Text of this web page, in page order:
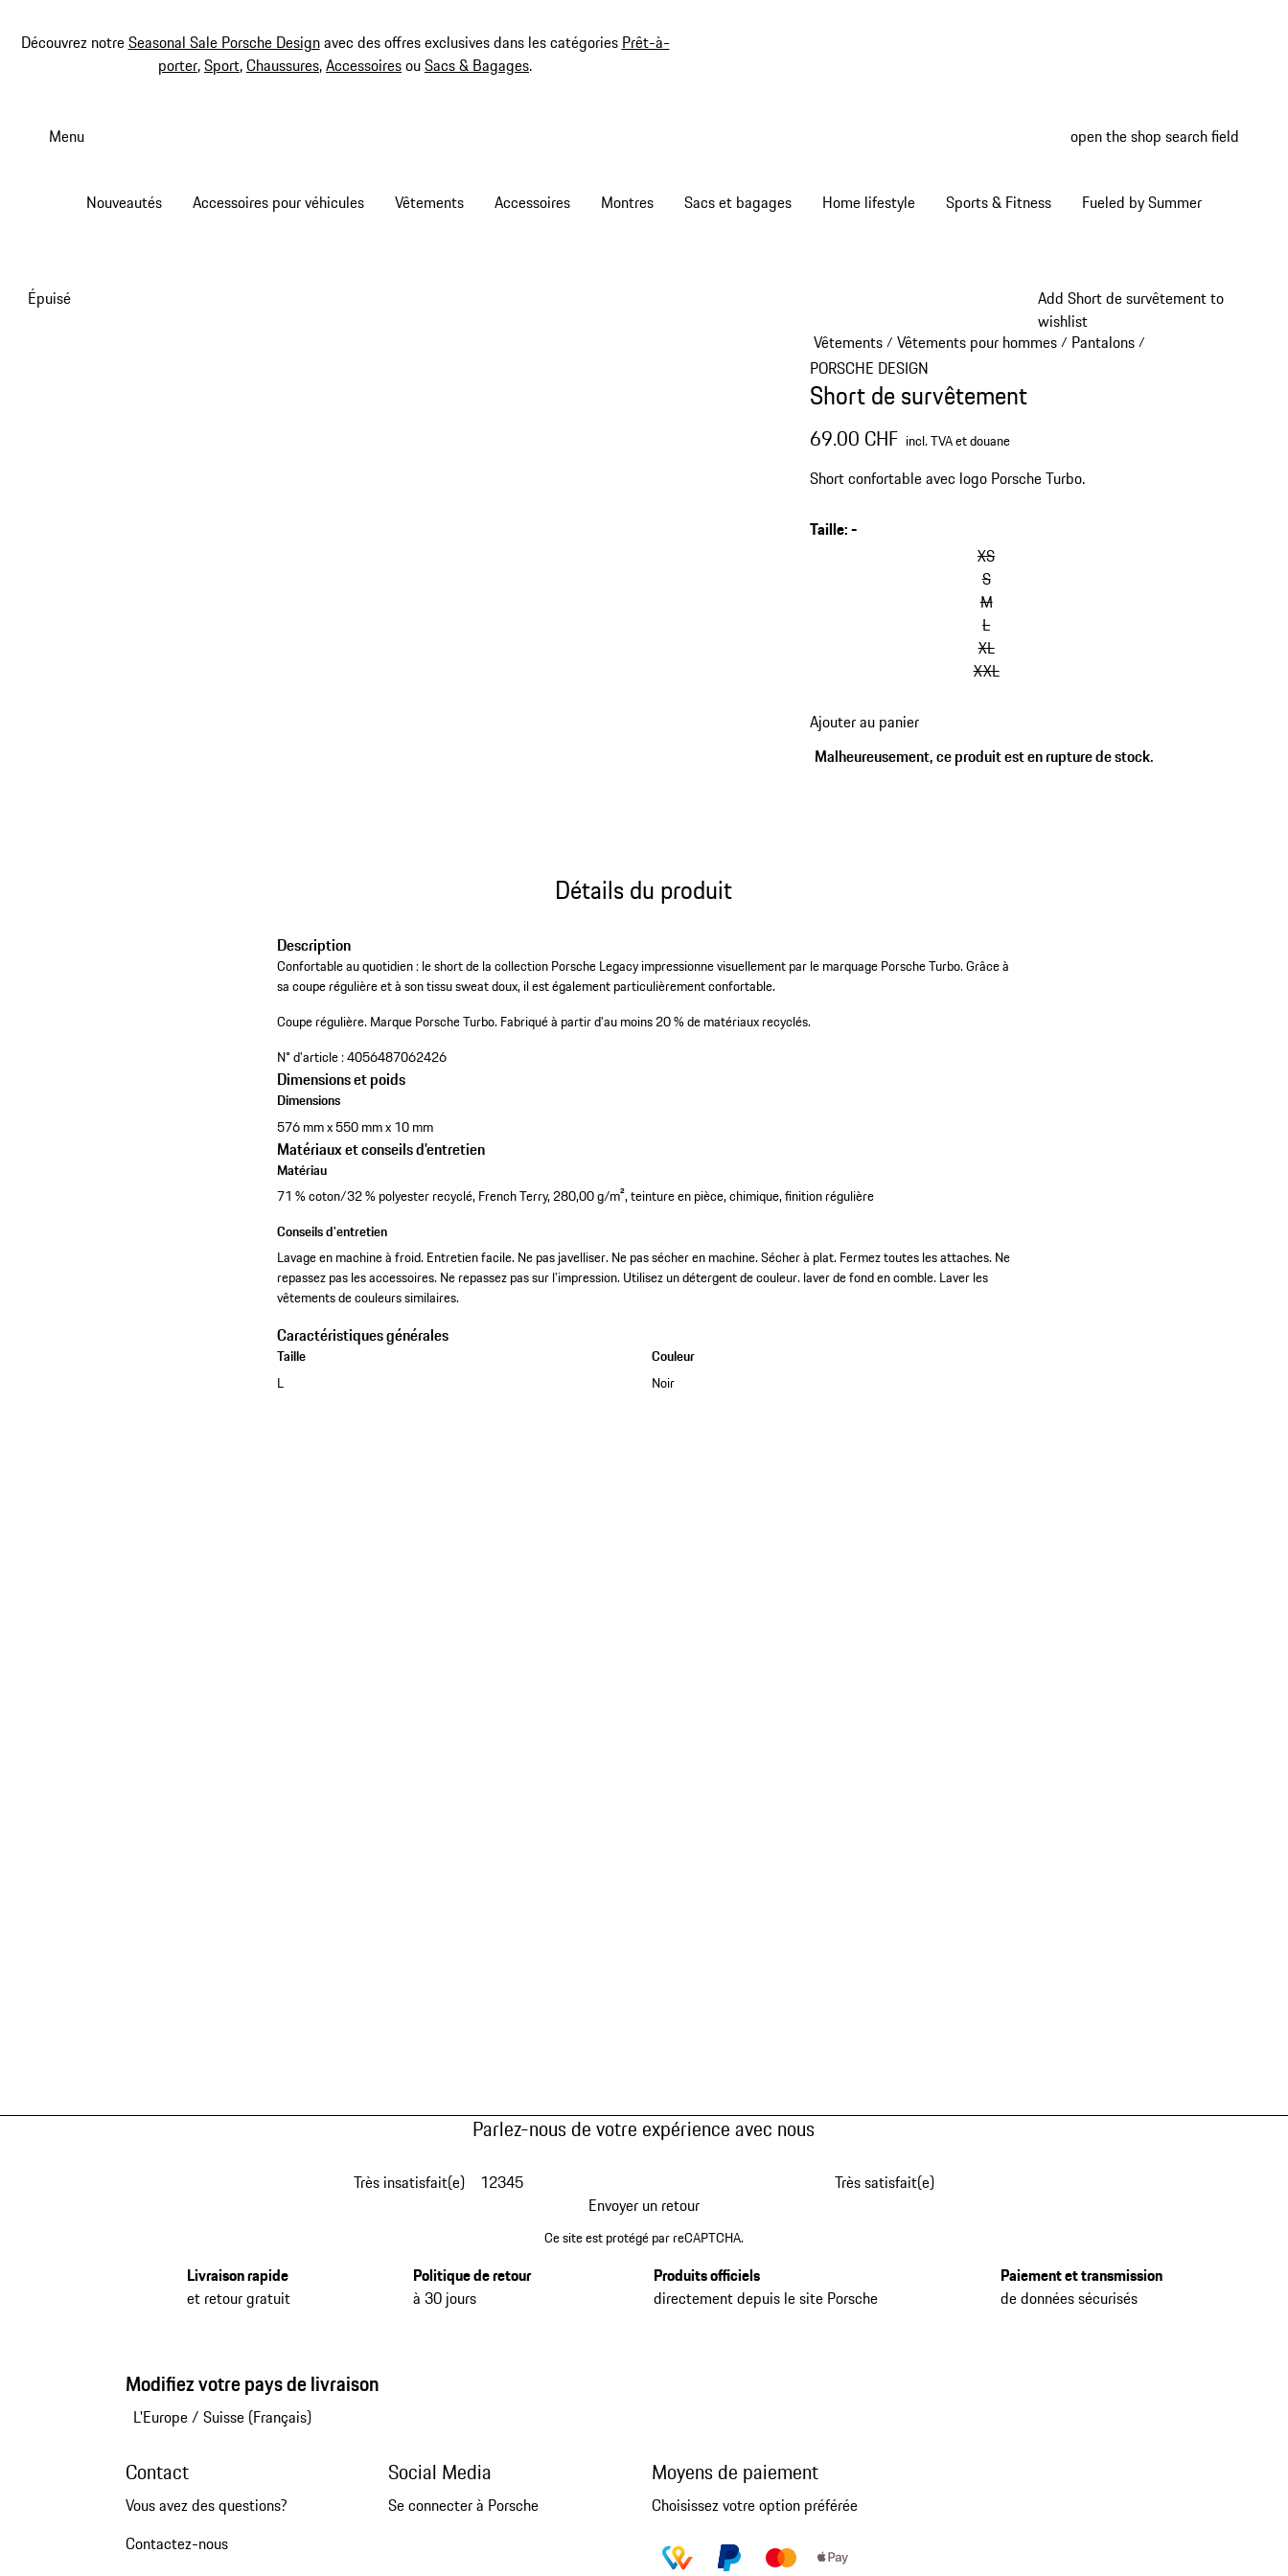
Découvrez notreSeasonal Sale Porsche Designavec des offres exclusives dans les catégories Prêt-à-
porter,Sport,Chaussures,AccessoiresouSacs & Bagages.
Menu open the shop search field
Nouveautés Accessoires pour véhicules Vêtements Accessoires Montres Sacs et bagages Home lifestyle Sports & Fitness Fueled by Summer
Add Short de survêtement to
wishlist
Épuisé
Vêtements/ Vêtements pour hommes/ Pantalons/
PORSCHE DESIGN
Short de survêtement
69.00 CHF incl. TVA et douane
Short confortable avec logo Porsche Turbo.
Taille:-
XS
S
M
L
XL
XXL
Ajouter au panier
Malheureusement, ce produit est en rupture de stock.
Détails du produit
Description
Confortable au quotidien : le short de la collection Porsche Legacy impressionne visuellement par le marquage Porsche Turbo. Grâce à
sa coupe régulière et à son tissu sweat doux, il est également particulièrement confortable.
Coupe régulière.Marque Porsche Turbo.Fabriqué à partir d'au moins 20 % de matériaux recyclés.
N° d'article :4056487062426
Dimensions et poids
Dimensions
576 mm x 550 mm x 10 mm
Matériaux et conseils d'entretien
Matériau
71 % coton/32 % polyester recyclé, French Terry, 280,00 g/m², teinture en pièce, chimique, finition régulière
Conseils d'entretien
Lavage en machine à froid. Entretien facile. Ne pas javelliser. Ne pas sécher en machine. Sécher à plat. Fermez toutes les attaches. Ne
repassez pas les accessoires. Ne repassez pas sur l’impression. Utilisez un détergent de couleur. laver de fond en comble. Laver les
vêtements de couleurs similaires.
Caractéristiques générales
Taille
L
Couleur
Noir
Parlez-nous de votre expérience avec nous
Très insatisfait(e) 12345
Très satisfait(e)
Envoyer un retour
Ce site est protégé par reCAPTCHA.
Livraison rapide
et retour gratuit
Politique de retour
à 30 jours
Produits officiels
directement depuis le site Porsche
Paiement et transmission
de données sécurisés
Modifiez votre pays de livraison
L'Europe/ Suisse (Français)
Contact
Vous avez des questions?
Contactez-nous
Social Media
Se connecter à Porsche
Moyens de paiement
Choisissez votre option préférée